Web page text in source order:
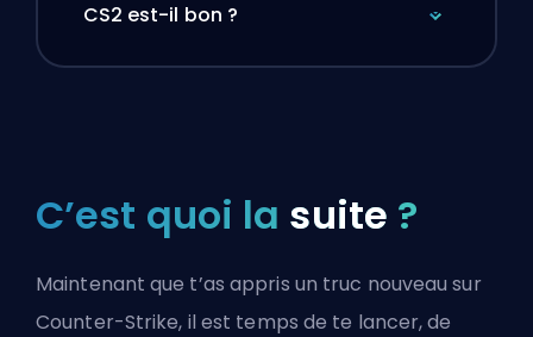
CS2 est-il bon ?
C’est quoi la suite ?
Maintenant que t’as appris un truc nouveau sur
Counter-Strike, il est temps de te lancer, de